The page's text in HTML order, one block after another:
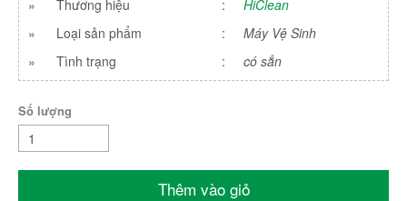
»
Thương hiệu :
HiClean
»
Loại sản phẩm :
Máy Vệ Sinh
»
Tình trạng : có sẳn
Số lượng
Thêm vào giỏ